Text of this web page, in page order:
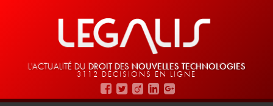
L'ACTUALITÉ DU DROIT DES NOUVELLES TECHNOLOGIES
3112 DÉCISIONS EN LIGNE